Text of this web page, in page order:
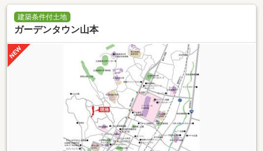
建築条件付土地
ガーデンタウン山本